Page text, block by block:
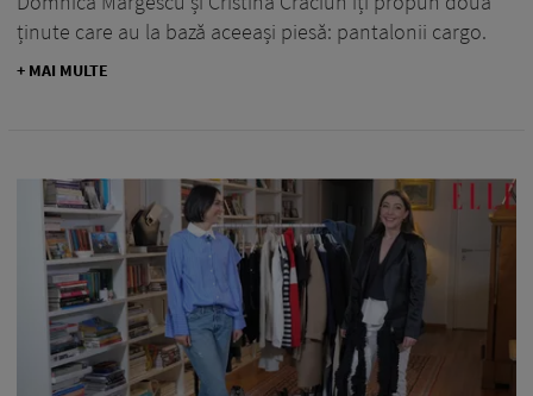
ținute care au la bază aceeași piesă: pantalonii cargo.
+ MAI MULTE